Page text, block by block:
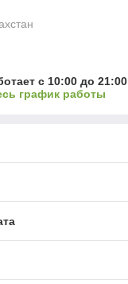
с 10:00 до 21:00
график работы